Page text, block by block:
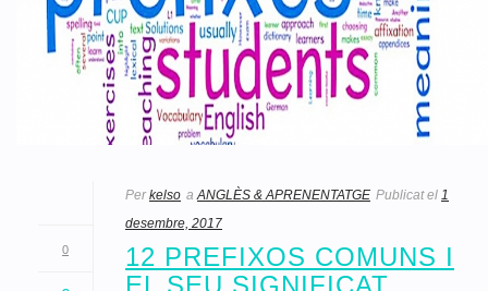
0
Per kelso a ANGLÈS & APRENENTATGE Publicat el 1
desembre, 2017
12 PREFIXOS COMUNS I
EL SEU SIGNIFICAT